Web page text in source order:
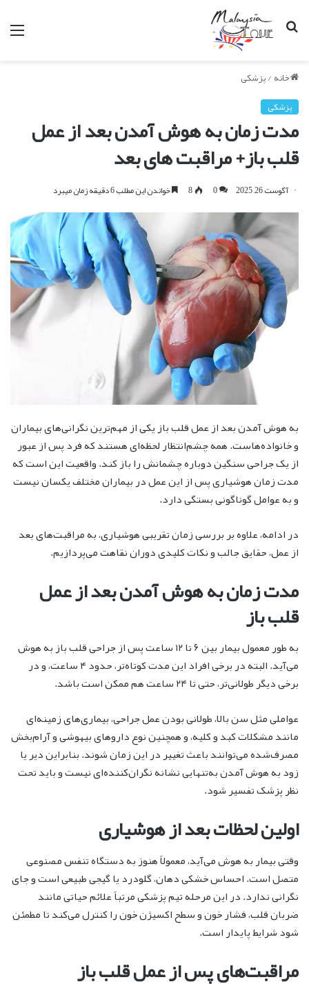
جستجو
خانه/پزشکی
پزشکی
مدت زمان به هوش آمدن بعد از عمل
قلب باز+ مراقبت های بعد
آگوست 26, 2025 0
8 خواندن این مطلب 6 دقیقه زمان میبرد
به هوش آمدن بعد از عمل قلب باز یکی از مهم‌ترین نگرانی‌های بیماران
و خانواده‌هاست. همه چشم‌انتظار لحظه‌ای هستند که فرد پس از عبور
از یک جراحی سنگین دوباره چشمانش را باز کند. واقعیت این است که
مدت زمان هوشیاری پس از این عمل در بیماران مختلف یکسان نیست
و به عوامل گوناگونی بستگی دارد.
در ادامه، علاوه بر بررسی زمان تقریبی هوشیاری، به مراقبت‌های بعد
از عمل، حقایق جالب و نکات کلیدی دوران نقاهت می‌پردازیم.
مدت زمان به هوش آمدن بعد از عمل
قلب باز
به طور معمول بیمار بین ۶ تا ۱۲ ساعت پس از جراحی قلب باز به هوش
می‌آید. البته در برخی افراد این مدت کوتاه‌تر، حدود ۴ ساعت، و در
برخی دیگر طولانی‌تر، حتی تا ۲۴ ساعت هم ممکن است باشد.
عواملی مثل سن بالا، طولانی بودن عمل جراحی، بیماری‌های زمینه‌ای
مانند مشکلات کبد و کلیه، و همچنین نوع داروهای بیهوشی و آرام‌بخش
مصرف‌شده می‌توانند باعث تغییر در این زمان شوند. بنابراین دیر یا
زود به هوش آمدن به‌تنهایی نشانه نگران‌کننده‌ای نیست و باید تحت
نظر پزشک تفسیر شود.
اولین لحظات بعد از هوشیاری
وقتی بیمار به هوش می‌آید، معمولاً هنوز به دستگاه تنفس مصنوعی
متصل است. احساس خشکی دهان، گلودرد یا گیجی طبیعی است و جای
نگرانی ندارد. در این مرحله تیم پزشکی مرتباً علائم حیاتی مانند
ضربان قلب، فشار خون و سطح اکسیژن خون را کنترل می‌کند تا مطمئن
شود شرایط پایدار است.
مراقبت‌های پس از عمل قلب باز